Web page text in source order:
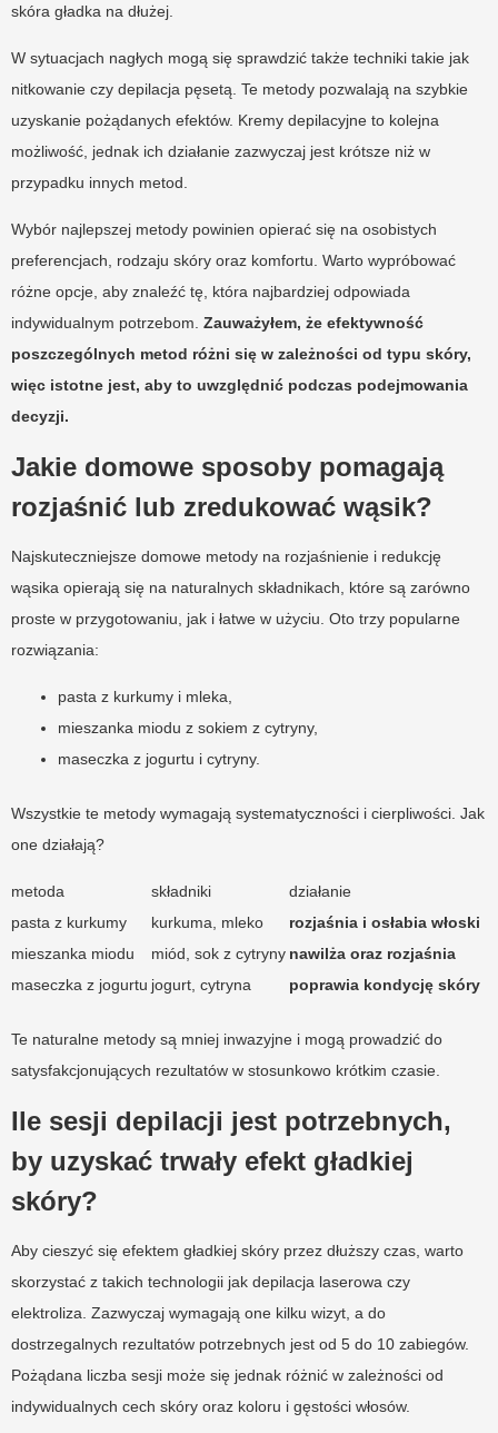
skóra gładka na dłużej.
W sytuacjach nagłych mogą się sprawdzić także techniki takie jak
nitkowanie czy depilacja pęsetą. Te metody pozwalają na szybkie
uzyskanie pożądanych efektów. Kremy depilacyjne to kolejna
możliwość, jednak ich działanie zazwyczaj jest krótsze niż w
przypadku innych metod.
Wybór najlepszej metody powinien opierać się na osobistych
preferencjach, rodzaju skóry oraz komfortu. Warto wypróbować
różne opcje, aby znaleźć tę, która najbardziej odpowiada
indywidualnym potrzebom. Zauważyłem, że efektywność
poszczególnych metod różni się w zależności od typu skóry,
więc istotne jest, aby to uwzględnić podczas podejmowania
decyzji.
Jakie domowe sposoby pomagają
rozjaśnić lub zredukować wąsik?
Najskuteczniejsze domowe metody na rozjaśnienie i redukcję
wąsika opierają się na naturalnych składnikach, które są zarówno
proste w przygotowaniu, jak i łatwe w użyciu. Oto trzy popularne
rozwiązania:
pasta z kurkumy i mleka,
mieszanka miodu z sokiem z cytryny,
maseczka z jogurtu i cytryny.
Wszystkie te metody wymagają systematyczności i cierpliwości. Jak
one działają?
metoda składniki
działanie
pasta z kurkumy
kurkuma, mleko
rozjaśnia i osłabia włoski
mieszanka miodu
miód, sok z cytryny nawilża oraz rozjaśnia
maseczka z jogurtu jogurt, cytryna poprawia kondycję skóry
Te naturalne metody są mniej inwazyjne i mogą prowadzić do
satysfakcjonujących rezultatów w stosunkowo krótkim czasie.
Ile sesji depilacji jest potrzebnych,
by uzyskać trwały efekt gładkiej
skóry?
Aby cieszyć się efektem gładkiej skóry przez dłuższy czas, warto
skorzystać z takich technologii jak depilacja laserowa czy
elektroliza. Zazwyczaj wymagają one kilku wizyt, a do
dostrzegalnych rezultatów potrzebnych jest od 5 do 10 zabiegów.
Pożądana liczba sesji może się jednak różnić w zależności od
indywidualnych cech skóry oraz koloru i gęstości włosów.